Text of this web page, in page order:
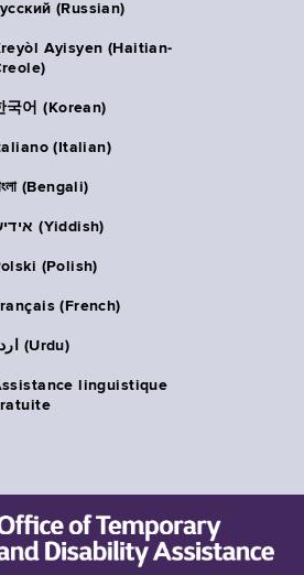
(Russian)
Ayisyen (Haitian-
국어 (Korean)
(Italian)
(Bengali)
אידיש (Yiddish)
(Polish)
(French)
اردو (Urdu)
linguistique